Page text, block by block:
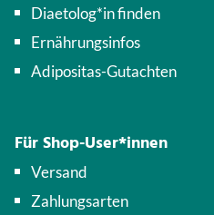
Diaetolog*in finden
Ernährungsinfos
Adipositas-Gutachten
Für Shop-User*innen
Versand
Zahlungsarten